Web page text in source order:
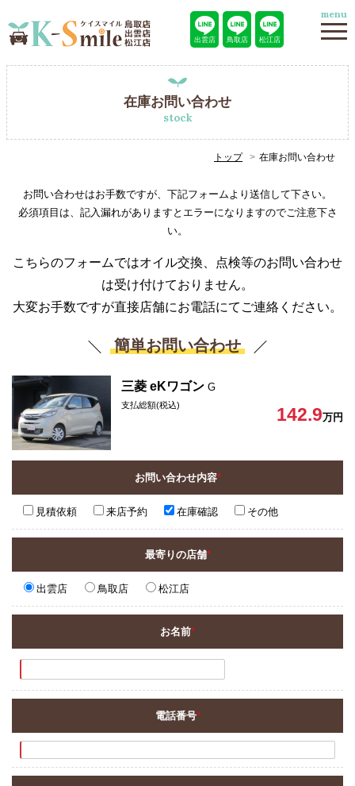
出雲店 鳥取店 松江店
menu
在庫お問い合わせ
stock
トップ 在庫お問い合わせ
お問い合わせはお手数ですが、下記フォームより送信して下さい。
必須項目は、記入漏れがありますとエラーになりますのでご注意下さ
い。
こちらのフォームではオイル交換、点検等のお問い合わせ
は受け付けておりません。
大変お手数ですが直接店舗にお電話にてご連絡ください。
簡単お問い合わせ
三菱 eKワゴン G
支払総額(税込) 142.9万円
お問い合わせ内容*
見積依頼 来店予約 在庫確認 その他
最寄りの店舗*
出雲店 鳥取店 松江店
お名前*
電話番号*